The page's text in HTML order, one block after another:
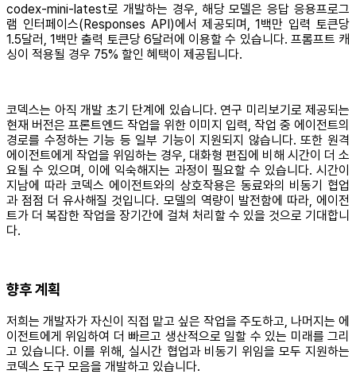
codex-mini-latest로 개발하는 경우, 해당 모델은 응답 응용프로그
램 인터페이스(Responses API)에서 제공되며, 1백만 입력 토큰당
1.5달러, 1백만 출력 토큰당 6달러에 이용할 수 있습니다. 프롬프트 캐
싱이 적용될 경우 75% 할인 혜택이 제공됩니다.
코덱스는 아직 개발 초기 단계에 있습니다. 연구 미리보기로 제공되는
현재 버전은 프론트엔드 작업을 위한 이미지 입력, 작업 중 에이전트의
경로를 수정하는 기능 등 일부 기능이 지원되지 않습니다. 또한 원격
에이전트에게 작업을 위임하는 경우, 대화형 편집에 비해 시간이 더 소
요될 수 있으며, 이에 익숙해지는 과정이 필요할 수 있습니다. 시간이
지남에 따라 코덱스 에이전트와의 상호작용은 동료와의 비동기 협업
과 점점 더 유사해질 것입니다. 모델의 역량이 발전함에 따라, 에이전
트가 더 복잡한 작업을 장기간에 걸쳐 처리할 수 있을 것으로 기대합니
다.
향후 계획
저희는 개발자가 자신이 직접 맡고 싶은 작업을 주도하고, 나머지는 에
이전트에게 위임하여 더 빠르고 생산적으로 일할 수 있는 미래를 그리
고 있습니다. 이를 위해, 실시간 협업과 비동기 위임을 모두 지원하는
코덱스 도구 모음을 개발하고 있습니다.